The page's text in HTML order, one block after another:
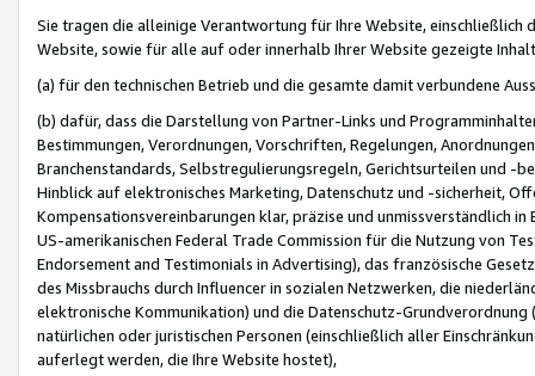
Sie tragen die alleinige Verantwortung für Ihre Website,
Website, sowie für alle auf oder innerhalb Ihrer Website gezeigte
(a) für den technischen Betrieb und die gesamte damit verbundene
(b) dafür, dass die Darstellung von Partner-Links und
Bestimmungen, Verordnungen, Vorschriften, Regelungen,
Branchenstandards, Selbstregulierungsregeln, Gerichtsurteilen und -
Hinblick auf elektronisches Marketing, Datenschutz und -sicherheit,
Kompensationsvereinbarungen klar, präzise und unmissverständlich
US-amerikanischen Federal Trade Commission für die Nutzung von
Endorsement and Testimonials in Advertising), das französische
des Missbrauchs durch Influencer in sozialen Netzwerken, die
elektronische Kommunikation) und die Datenschutz-
natürlichen oder juristischen Personen (einschließlich aller
auferlegt werden, die Ihre Website hostet),